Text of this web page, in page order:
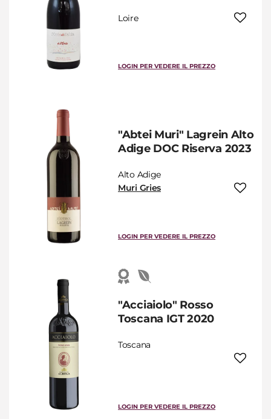
Loire
LOGIN PER VEDERE IL PREZZO
"Abtei Muri" Lagrein Alto
Adige DOC Riserva 2023
Alto Adige
Muri Gries
LOGIN PER VEDERE IL PREZZO
"Acciaiolo" Rosso
Toscana IGT 2020
Toscana
LOGIN PER VEDERE IL PREZZO